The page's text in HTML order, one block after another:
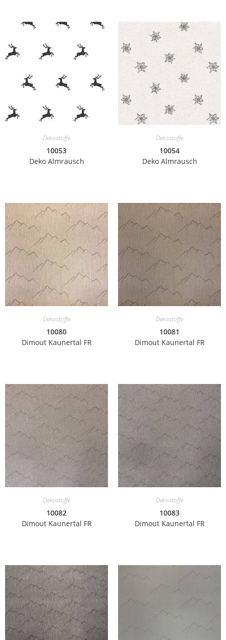
Dekostoffe
10053
Deko Almrausch
Dekostoffe
10054
Deko Almrausch
Dekostoffe
10080
Dimout Kaunertal FR
Dekostoffe
10081
Dimout Kaunertal FR
Dekostoffe
10082
Dimout Kaunertal FR
Dekostoffe
10083
Dimout Kaunertal FR